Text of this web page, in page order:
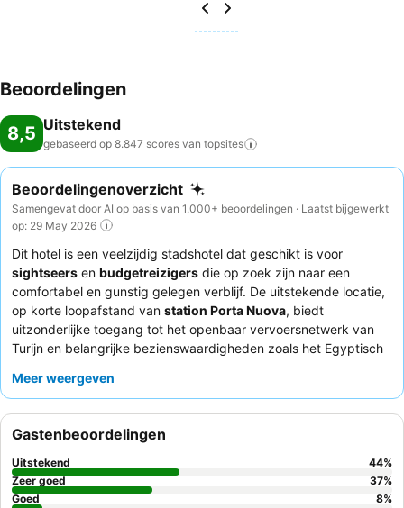
Beoordelingen
8,5 Uitstekend
gebaseerd op 8.847 scores van topsites
Beoordelingenoverzicht
Samengevat door AI op basis van 1.000+ beoordelingen · Laatst bijgewerkt
op: 29 May 2026
Dit hotel is een veelzijdig stadshotel dat geschikt is voor
sightseers en budgetreizigers die op zoek zijn naar een
comfortabel en gunstig gelegen verblijf. De uitstekende locatie,
op korte loopafstand van station Porta Nuova, biedt
uitzonderlijke toegang tot het openbaar vervoersnetwerk van
Turijn en belangrijke bezienswaardigheden zoals het Egyptisch
banken en fauteuils
om hun uitzonderlijke vriendelijkheid en het
gevarieerdeontbijtbuffet, dat veganistische en glutenvrije
opties omvat. Voor een rustigere ervaring kunnen gasten een
kamer met uitzicht op de tuin aanvragen.
Meer weergeven
Gastenbeoordelingen
Uitstekend 44%
Zeer goed
37%
Goed
8%